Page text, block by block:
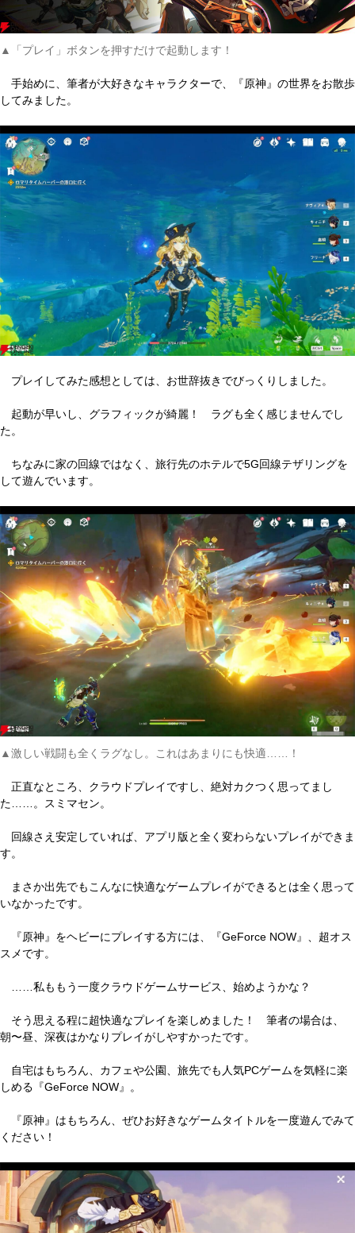
▲「プレイ」ボタンを押すだけで起動します！
手始めに、筆者が大好きなキャラクターで、『原神』の世界をお散歩
してみました。
プレイしてみた感想としては、お世辞抜きでびっくりしました。
起動が早いし、グラフィックが綺麗！ ラグも全く感じませんでし
た。
ちなみに家の回線ではなく、旅行先のホテルで5G回線テザリングを
して遊んでいます。
▲激しい戦闘も全くラグなし。これはあまりにも快適……！
正直なところ、クラウドプレイですし、絶対カクつく思ってまし
た……。スミマセン。
回線さえ安定していれば、アプリ版と全く変わらないプレイができま
す。
まさか出先でもこんなに快適なゲームプレイができるとは全く思って
いなかったです。
『原神』をヘビーにプレイする方には、『GeForce NOW』、超オス
スメです。
……私ももう一度クラウドゲームサービス、始めようかな？
そう思える程に超快適なプレイを楽しめました！ 筆者の場合は、
朝〜昼、深夜はかなりプレイがしやすかったです。
自宅はもちろん、カフェや公園、旅先でも人気PCゲームを気軽に楽
しめる『GeForce NOW』。
『原神』はもちろん、ぜひお好きなゲームタイトルを一度遊んでみて
ください！